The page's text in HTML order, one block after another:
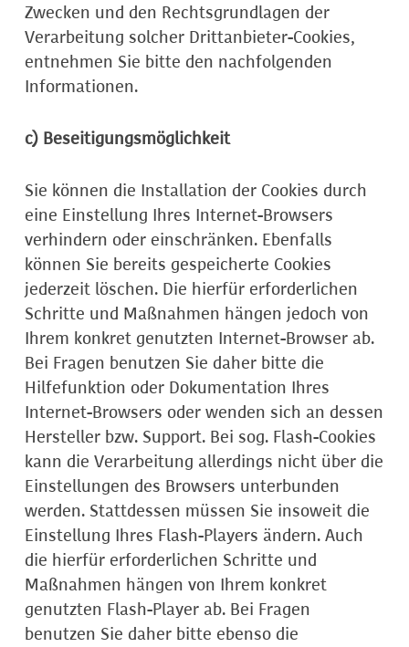
Zwecken und den Rechtsgrundlagen der
Verarbeitung solcher Drittanbieter-Cookies,
entnehmen Sie bitte den nachfolgenden
Informationen.
c) Beseitigungsmöglichkeit
Sie können die Installation der Cookies durch
eine Einstellung Ihres Internet-Browsers
verhindern oder einschränken. Ebenfalls
können Sie bereits gespeicherte Cookies
jederzeit löschen. Die hierfür erforderlichen
Schritte und Maßnahmen hängen jedoch von
Ihrem konkret genutzten Internet-Browser ab.
Bei Fragen benutzen Sie daher bitte die
Hilfefunktion oder Dokumentation Ihres
Internet-Browsers oder wenden sich an dessen
Hersteller bzw. Support. Bei sog. Flash-Cookies
kann die Verarbeitung allerdings nicht über die
Einstellungen des Browsers unterbunden
werden. Stattdessen müssen Sie insoweit die
Einstellung Ihres Flash-Players ändern. Auch
die hierfür erforderlichen Schritte und
Maßnahmen hängen von Ihrem konkret
genutzten Flash-Player ab. Bei Fragen
benutzen Sie daher bitte ebenso die